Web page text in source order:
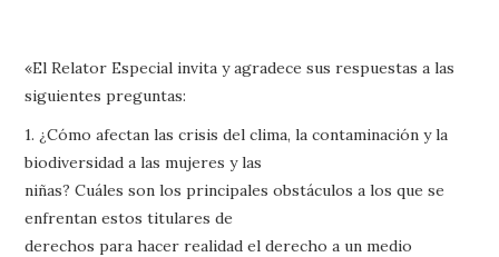
«El Relator Especial invita y agradece sus respuestas a las
siguientes preguntas:
1. ¿Cómo afectan las crisis del clima, la contaminación y la
biodiversidad a las mujeres y las
niñas? Cuáles son los principales obstáculos a los que se
enfrentan estos titulares de
derechos para hacer realidad el derecho a un medio